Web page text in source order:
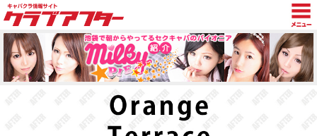
TOP
トピックス
グラビア